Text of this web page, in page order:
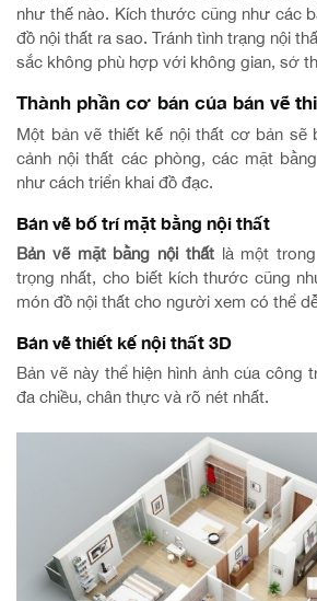
như thế nào. Kích thước cũng như các
đồ nội thất ra sao. Tránh tình trạng nội
sắc không phù hợp với không gian, sở
Thành phần cơ bản của bản vẽ
Một bản vẽ thiết kế nội thất cơ bản sẽ
cảnh nội thất các phòng, các mặt
như cách triển khai đồ đạc.
Bản vẽ bố trí mặt bằng nội thất
Bản vẽ mặt bằng nội thấtlà một trong
trọng nhất, cho biết kích thước cũng
món đồ nội thất cho người xem có thể
Bản vẽ thiết kế nội thất 3D
Bản vẽ này thể hiện hình ảnh của công
đa chiều, chân thực và rõ nét nhất.